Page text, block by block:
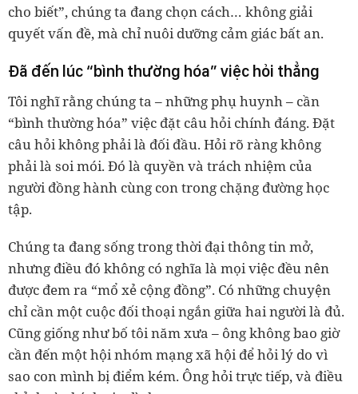
cho biết”, chúng ta đang chọn cách… không giải
quyết vấn đề, mà chỉ nuôi dưỡng cảm giác bất an.
Đã đến lúc “bình thường hóa” việc hỏi thẳng
Tôi nghĩ rằng chúng ta – những phụ huynh – cần
“bình thường hóa” việc đặt câu hỏi chính đáng. Đặt
câu hỏi không phải là đối đầu. Hỏi rõ ràng không
phải là soi mói. Đó là quyền và trách nhiệm của
người đồng hành cùng con trong chặng đường học
tập.
Chúng ta đang sống trong thời đại thông tin mở,
nhưng điều đó không có nghĩa là mọi việc đều nên
được đem ra “mổ xẻ cộng đồng”. Có những chuyện
chỉ cần một cuộc đối thoại ngắn giữa hai người là đủ.
Cũng giống như bố tôi năm xưa – ông không bao giờ
cần đến một hội nhóm mạng xã hội để hỏi lý do vì
sao con mình bị điểm kém. Ông hỏi trực tiếp, và điều